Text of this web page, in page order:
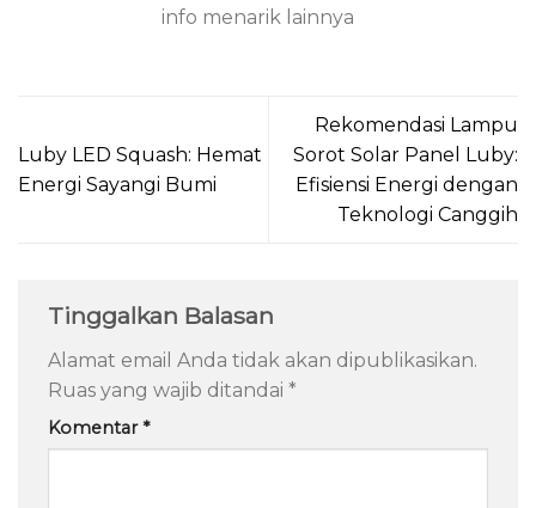
info menarik lainnya
Luby LED Squash: Hemat
Energi Sayangi Bumi
Rekomendasi Lampu
Sorot Solar Panel Luby:
Efisiensi Energi dengan
Teknologi Canggih
Tinggalkan Balasan
Alamat email Anda tidak akan dipublikasikan.
Ruas yang wajib ditandai *
Komentar*